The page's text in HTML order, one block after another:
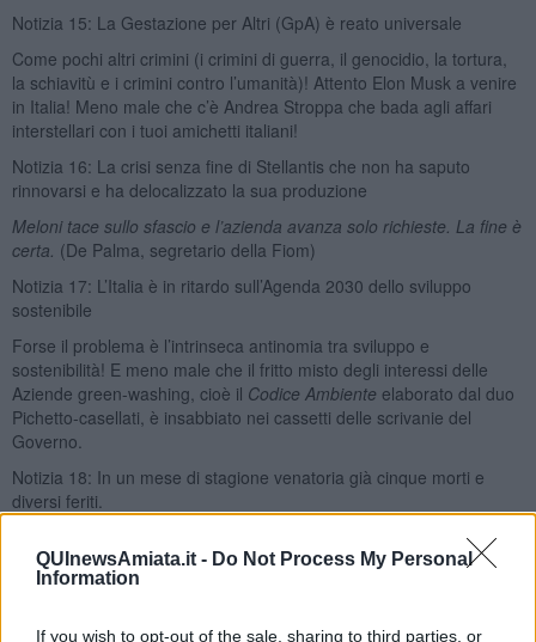
QUInewsAmiata.it - Do Not Process My Personal
Information
If you wish to opt-out of the sale, sharing to third parties, or
Notizia 15: La Gestazione per Altri (GpA) è reato universale
Come pochi altri crimini (i crimini di guerra, il genocidio, la tortura,
la schiavitù e i crimini contro l’umanità)! Attento Elon Musk a venire
in Italia! Meno male che c’è Andrea Stroppa che bada agli affari
interstellari con i tuoi amichetti italiani!
Notizia 16: La crisi senza fine di Stellantis che non ha saputo
rinnovarsi e ha delocalizzato la sua produzione
Meloni tace sullo sfascio e l’azienda avanza solo richieste. La fine è
certa. (De Palma, segretario della Fiom)
Notizia 17: L’Italia è in ritardo sull’Agenda 2030 dello sviluppo
sostenibile
Forse il problema è l’intrinseca antinomia tra sviluppo e
sostenibilità! E meno male che il fritto misto degli interessi delle
Aziende green-washing, cioè il Codice Ambiente elaborato dal duo
Pichetto-casellati, è insabbiato nei cassetti delle scrivanie del
Governo.
Notizia 18: In un mese di stagione venatoria già cinque morti e
diversi feriti.
Di questo passo i cacciatori batteranno il record della stagione
venatoria 2023-2024: 12 morti e 56 feriti.